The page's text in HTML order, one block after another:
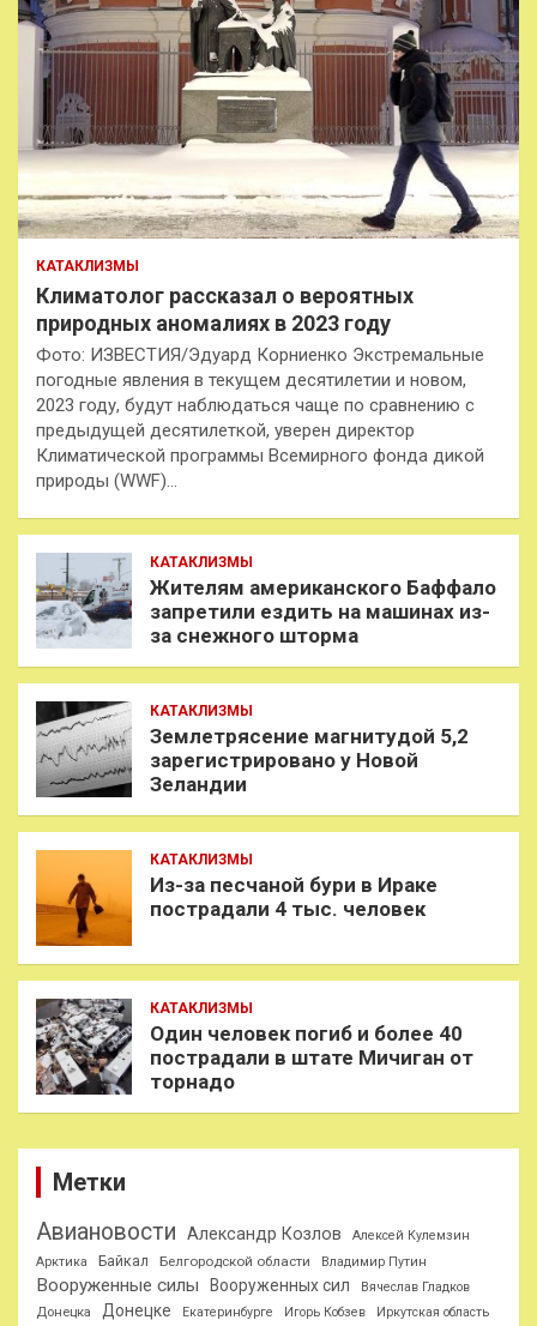
КАТАКЛИЗМЫ
Климатолог рассказал о вероятных
природных аномалиях в 2023 году
Фото: ИЗВЕСТИЯ/Эдуард Корниенко Экстремальные
погодные явления в текущем десятилетии и новом,
2023 году, будут наблюдаться чаще по сравнению с
предыдущей десятилеткой, уверен директор
Климатической программы Всемирного фонда дикой
природы (WWF)…
КАТАКЛИЗМЫ
Жителям американского Баффало
запретили ездить на машинах из-
за снежного шторма
КАТАКЛИЗМЫ
Землетрясение магнитудой 5,2
зарегистрировано у Новой
Зеландии
КАТАКЛИЗМЫ
Из-за песчаной бури в Ираке
пострадали 4 тыс. человек
КАТАКЛИЗМЫ
Один человек погиб и более 40
пострадали в штате Мичиган от
торнадо
Метки
Авиановости Александр Козлов
Алексей Кулемзин
Арктика
Байкал Белгородской области Владимир Путин
Вооруженные силы Вооруженных сил
Вячеслав Гладков
Донецка
Донецке Екатеринбурге Игорь Кобзев Иркутская область